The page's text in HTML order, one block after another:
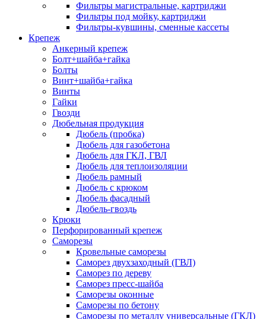
Фильтры магистральные, картриджи
Фильтры под мойку, картриджи
Фильтры-кувшины, сменные кассеты
Крепеж
Анкерный крепеж
Болт+шайба+гайка
Болты
Винт+шайба+гайка
Винты
Гайки
Гвозди
Дюбельная продукция
Дюбель (пробка)
Дюбель для газобетона
Дюбель для ГКЛ, ГВЛ
Дюбель для теплоизоляции
Дюбель рамный
Дюбель с крюком
Дюбель фасадный
Дюбель-гвоздь
Крюки
Перфорированный крепеж
Саморезы
Кровельные саморезы
Саморез двухзаходный (ГВЛ)
Саморез по дереву
Саморез пресс-шайба
Саморезы оконные
Саморезы по бетону
Саморезы по металлу универсальные (ГКЛ)